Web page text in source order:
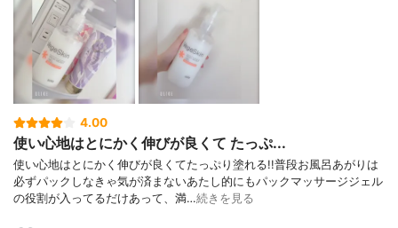
4.00
使い心地はとにかく伸びが良くて たっぷ...
使い心地はとにかく伸びが良くてたっぷり塗れる!!普段お風呂あがりは
必ずパックしなきゃ気が済まないあたし的にもパックマッサージジェル
の役割が入ってるだけあって、満…続きを見る